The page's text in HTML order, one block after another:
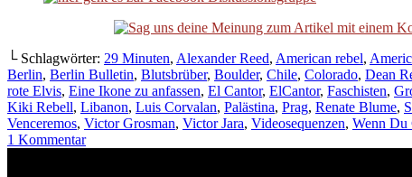
└ Schlagwörter: 29 Minuten, Alexander Reed, American rebel,
Berlin, Berlin Bulletin, Blutsbrüber, Boulder, Chile, Colorado, Dean
rote Elvis, Eine Ikone zu anfassen, El Cantor, ElCantor, Faschisten,
Kiki Rebell, Libanon, Luis Corvalan, Palästina, Prag, Renate Blume,
Venceremos, Victor Grosman, Victor Jara, Videosequenzen, Wenn Du
1 Kommentar